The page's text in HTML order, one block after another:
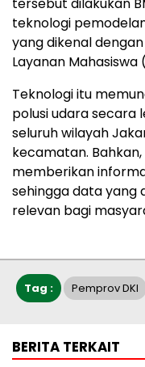
tersebut dilakukan
teknologi
yang dikenal
Layanan Mahasiswa
Teknologi itu
polusi udara secara
seluruh wilayah
kecamatan.
memberikan
sehingga data yang
relevan bagi
Tag : Pemprov DKI
BERITA TERKAIT